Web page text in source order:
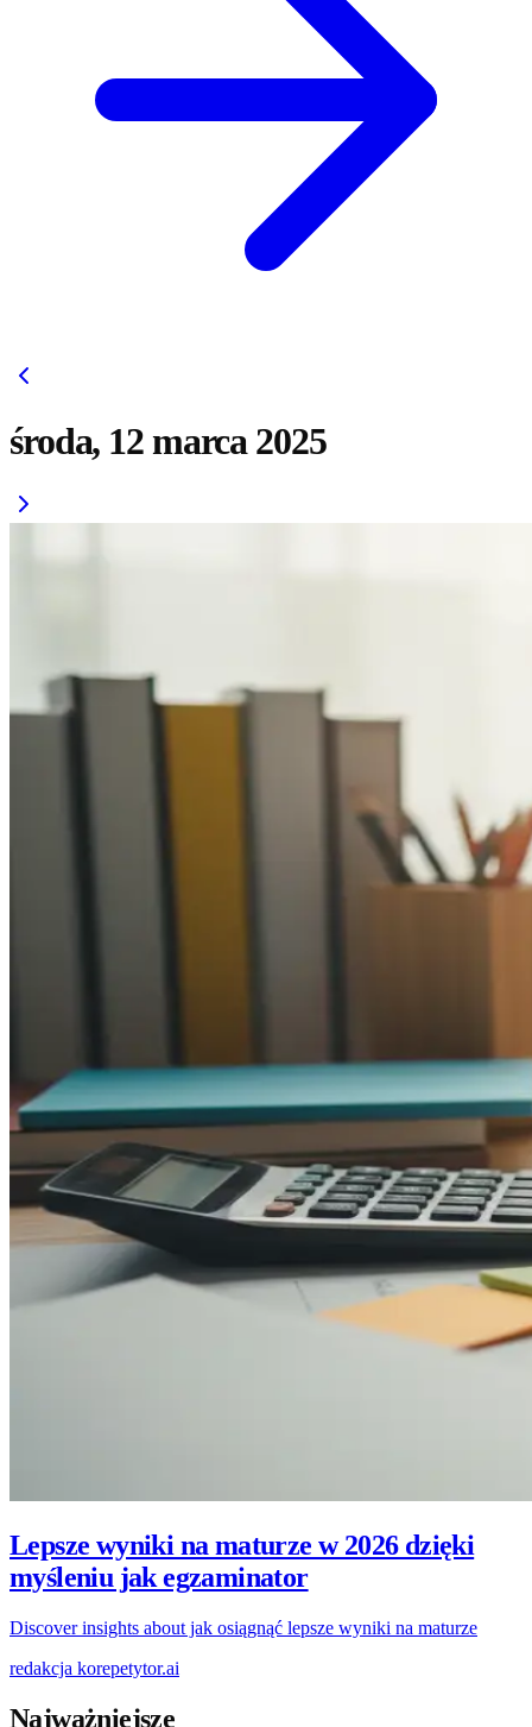
środa, 12 marca 2025
Lepsze wyniki na maturze w 2026 dzięki
myśleniu jak egzaminator
Discover insights about jak osiągnąć lepsze wyniki na maturze
redakcja korepetytor.ai
Najważniejsze